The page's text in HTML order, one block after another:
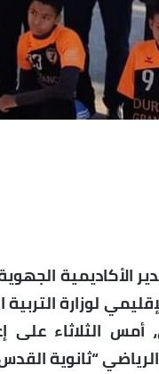
الأكاديمية
لوزارة
الثلاثاء على
“ثانوية